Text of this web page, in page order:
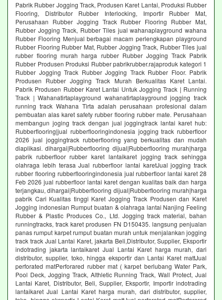
Pabrik Rubber Jogging Track, Produsen Karet Lantai, Produksi Rubber
Flooring, Distributor Rubber Interlocking, Importir Rubber Mat,
Perusahaan Rubber Jogging Track Rubber Flooring Rubber Mat,
Rubber Jogging Track, Rubber Tiles jual wahanaplayground wahana
Rubber Flooring Menjual berbagai macam perlengkapan playground
Rubber Flooring Rubber Mat, Rubber Jogging Track, Rubber Tiles jual
rubber flooring murah harga rubber Rubber Jogging Track Pabrik
Rubber Produsen Produksi Rubber pabrikrubber.rajaproduk kategori 1
Rubber Jogging Track Rubber Jogging Track Rubber Floor. Pabrik
Produsen Rubber Jogging Track Murah Berkualitas Karet Lantai.
Pabrik Produsen Rubber Karet Lantai Untuk Jogging Track | Running
Track | Wahanatirtaplayground wahanatirtaplayground jogging track
running track Wahana Tirta adalah perusahaan profesional dalam
pembuatan alas karet safety rubber flooring rubber mate. Perusahaan
membangun joging track dengan jual joggingtrack lantai karet hub:
Rubberflooring|jual rubberflooringindonesia jogging track rubberfloor
2026 jual joggingtrack rubberflooring yang berkualitas dan mudah
diaplikasi. dihargai|Rubberflooring dijual|Rubberflooring murah|harga
pabrik rubberfloor rubber karet lantaikaret jogging track sehingga
olahraga lebih terasa Jual rubberfloor lantai karetJual jogging track
rubber flooring rubberflooringindonesia jual rubberfloor lantai karet 28
Feb 2026 jual rubberfloor lantai karet dengan kualitas baik dan harga
terjangkau, dihargai|Rubberflooring dijual|Rubberflooring murah|harga
pabrik Cari Kualitas tinggi Karet Jogging Track Produsen dan Karet
Jogging indonesian Rumput buatan & olahraga lantai Nanjing Feeling
Rubber & Plastic Produces Co., Ltd. Jogging track material, bahan
runningtracks, track karet produsen FN D150435. langsung penjualan
panas rumput karpet rumput buatan murah untuk menjalankan jogging
track track Jual Lantai Karet, jakarta Beli,Distributor, Supplier, Eksportir
indotrading jakarta lantaikaret Jual Lantai Karet harga murah, dari
distributor, supplier, toko, hingga eksportir dan Lantai Karet mattJual
perforated matPerforared rubber mat ( karpet berlubang Water Park,
Pool Deck, Jogging Track, Althletic Running Track, Wall Protect, Jual
Lantai Karet, Distributor, Beli, Supplier, Eksportir, Importir indotrading
lantaikaret Jual Lantai Karet harga murah, dari distributor, supplier,